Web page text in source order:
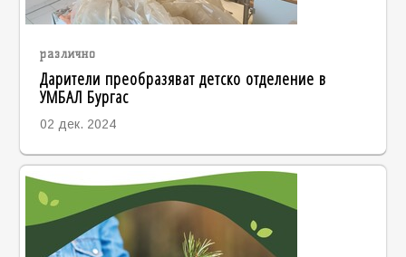
различно
Дарители преобразяват детско отделение в
УМБАЛ Бургас
02 дек. 2024